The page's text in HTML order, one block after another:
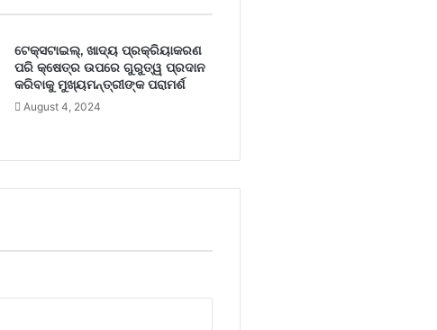
ଟେକ୍ସଟାଇଲ୍, ଖାଦ୍ୟ ପ୍ରକ୍ରିୟାକରଣ
ପରି କ୍ଷେତ୍ର ଉପରେ ଗୁରୁତ୍ୱ ପ୍ରଦାନ
କରିବାକୁ ମୁଖ୍ୟମନ୍ତ୍ରୀଙ୍କ ପରାମର୍ଶ
August 4, 2024